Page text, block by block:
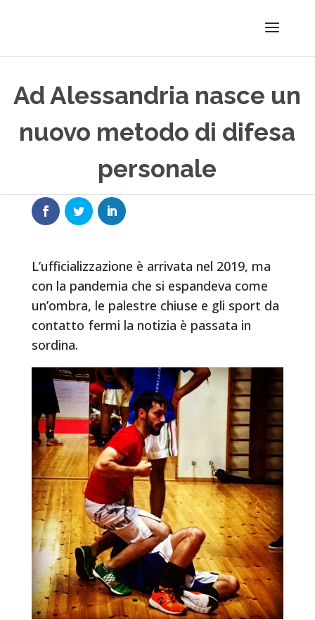
Ad Alessandria nasce un
nuovo metodo di difesa
personale
L’ufficializzazione è arrivata nel 2019, ma
con la pandemia che si espandeva come
un’ombra, le palestre chiuse e gli sport da
contatto fermi la notizia è passata in
sordina.